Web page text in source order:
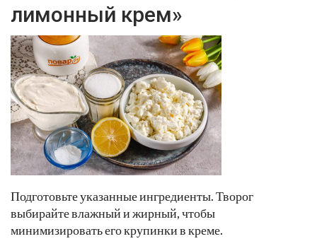
лимонный крем»
Подготовьте указанные ингредиенты. Творог
выбирайте влажный и жирный, чтобы
минимизировать его крупинки в креме.